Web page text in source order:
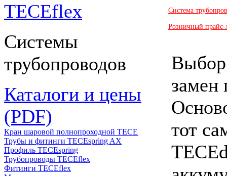
TECEflex
Системы
трубопроводов
Каталоги и цены
(PDF)
Кран шаровой полнопроходной ТЕСЕ
Трубы и фитинги TECEspring AX
Профиль TECEspring
Трубопроводы TECEflex
Фитинги TECEflex
Система
Розничный прайс-
замен
тот